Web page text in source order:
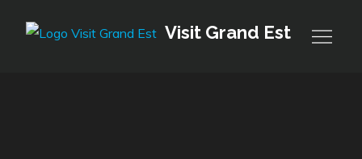
Visit Grand Est